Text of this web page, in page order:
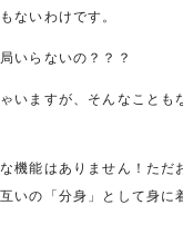
ないわけです。
いらないの？？？
いますが、そんなことも
！
機能はありません！ただ
いの「分身」として身に
・・！